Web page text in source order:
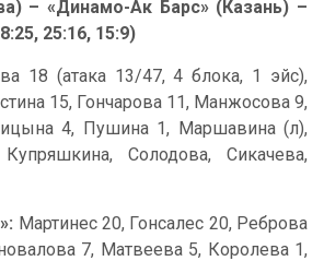
– «Динамо-Ак Барс» (Казань) –
25:16, 15:9)
18 (атака 13/47, 4 блока, 1 эйс),
15, Гончарова 11, Манжосова 9,
4, Пушина 1, Маршавина (л),
Солодова, Сикачева,
Мартинес 20, Гонсалес 20, Реброва
7, Матвеева 5, Королева 1,